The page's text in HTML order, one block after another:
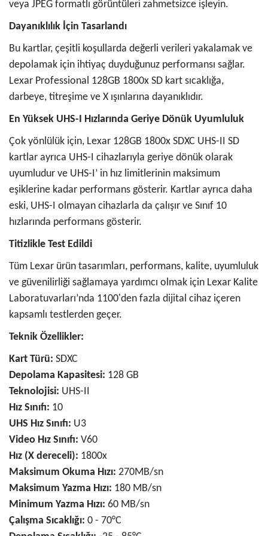
veya JPEG formatlı görüntüleri zahmetsizce işleyin.
Dayanıklılık İçin Tasarlandı
Bu kartlar, çeşitli koşullarda değerli verileri yakalamak ve
depolamak için ihtiyaç duyduğunuz performansı sağlar.
Lexar Professional 128GB 1800x SD kart sıcaklığa,
darbeye, titreşime ve X ışınlarına dayanıklıdır.
En Yüksek UHS-I Hızlarında Geriye Dönük Uyumluluk
Çok yönlülük için, Lexar 128GB 1800x SDXC UHS-II SD
kartlar ayrıca UHS-I cihazlarıyla geriye dönük olarak
uyumludur ve UHS-I’ in hız limitlerinin maksimum
eşiklerine kadar performans gösterir. Kartlar ayrıca daha
eski, UHS-I olmayan cihazlarla da çalışır ve Sınıf 10
hızlarında performans gösterir.
Titizlikle Test Edildi
Tüm Lexar ürün tasarımları, performans, kalite, uyumluluk
ve güvenilirliği sağlamaya yardımcı olmak için Lexar Kalite
Laboratuvarları’nda 1100'den fazla dijital cihaz içeren
kapsamlı testlerden geçer.
Teknik Özellikler:
Kart Türü: SDXC
Depolama Kapasitesi: 128 GB
Teknolojisi: UHS-II
Hız Sınıfı: 10
UHS Hız Sınıfı: U3
Video Hız Sınıfı: V60
Hız (X dereceli): 1800x
Maksimum Okuma Hızı: 270MB/sn
Maksimum Yazma Hızı: 180 MB/sn
Minimum Yazma Hızı: 60 MB/sn
Çalışma Sıcaklığı: 0 - 70°C